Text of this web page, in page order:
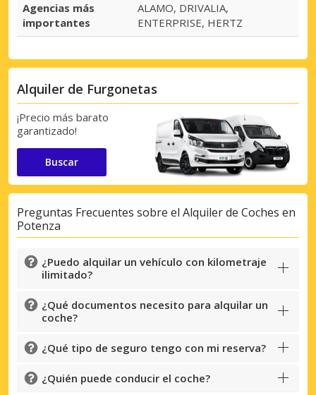
Agencias más
importantes
ALAMO, DRIVALIA,
ENTERPRISE, HERTZ
Alquiler de Furgonetas
¡Precio más barato
garantizado!
Buscar
Preguntas Frecuentes sobre el Alquiler de Coches en
Potenza
¿Puedo alquilar un vehículo con kilometraje
ilimitado?
¿Qué documentos necesito para alquilar un
coche?
¿Qué tipo de seguro tengo con mi reserva?
¿Quién puede conducir el coche?